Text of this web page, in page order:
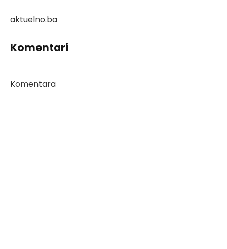
aktuelno.ba
Komentari
Komentara